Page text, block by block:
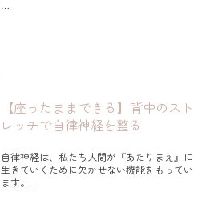
脂肪の性質を知り落とし方のポイントを
おさえることが大切です。
【座ったままできる】背中のスト
レッチで自律神経を整る
自律神経は、私たち人間が『あたりまえ』に
生きていくために欠かせない機能をもってい
ます。